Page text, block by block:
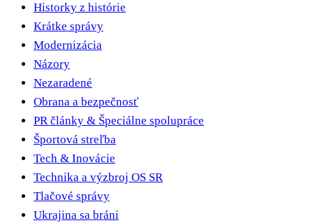
Historky z histórie
Krátke správy
Modernizácia
Názory
Nezaradené
Obrana a bezpečnosť
PR články & Špeciálne spolupráce
Športová streľba
Tech & Inovácie
Technika a výzbroj OS SR
Tlačové správy
Ukrajina sa bráni